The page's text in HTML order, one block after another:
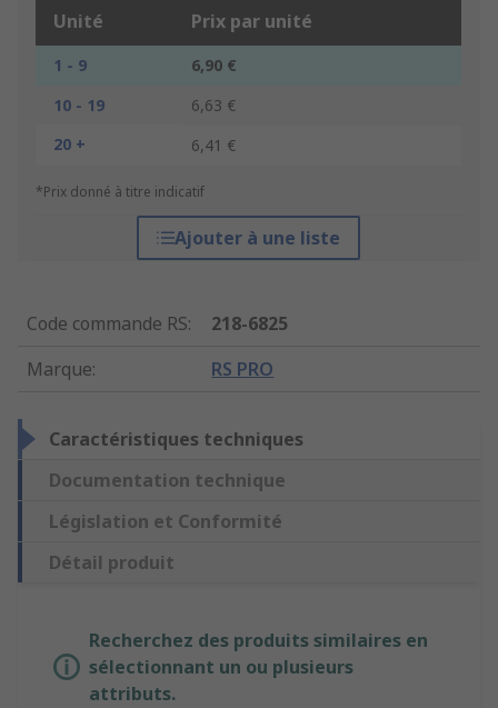
Unité Prix par unité
1 - 9
6,90 €
10 - 19
6,63 €
20 +
6,41 €
*Prix donné à titre indicatif
Ajouter à une liste
Code commande RS:
218-6825
Marque: RS PRO
Caractéristiques techniques
Documentation technique
Législation et Conformité
Détail produit
Recherchez des produits similaires en
sélectionnant un ou plusieurs
attributs.